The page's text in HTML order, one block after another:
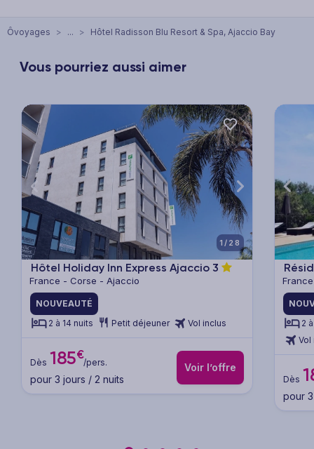
Ôvoyages > ... > Hôtel Radisson Blu Resort & Spa, Ajaccio Bay
Vous pourriez aussi aimer
Previous Next
1/28
Hôtel Holiday Inn Express Ajaccio 3
France - Corse - Ajaccio
NOUVEAUTÉ
2 à 14 nuits
Petit déjeuner Vol inclus
Dès 185€
/pers.
pour 3 jours / 2 nuits
Voir l’offre
2
Vol
Dès
pour